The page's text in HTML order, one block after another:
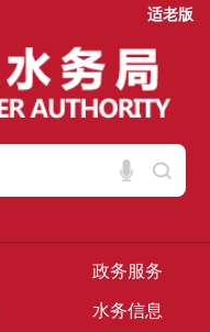
适老版
政务服务
水务信息